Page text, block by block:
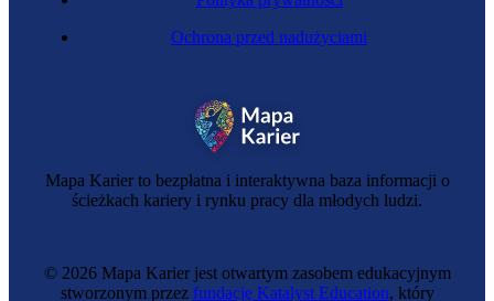
Tapicerka samochodowa
Mapa Karier to bezpłatna i interaktywna baza informacji o
ścieżkach kariery i rynku pracy dla młodych ludzi.
Ochrona przed nadużyciami
© 2026 Mapa Karier jest otwartym zasobem edukacyjnym
stworzonym przez fundację Katalyst Education, który